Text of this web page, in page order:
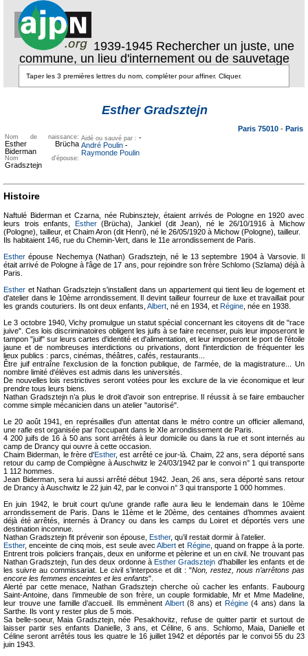
1939-1945 Rechercher un juste, une
commune, un lieu d'internement ou de sauvetage
Esther Gradsztejn
Paris 75010 - Paris
Nom de naissance:
Esther Brücha
Biderman
Nom d'épouse:
Gradsztejn
Aidé ou sauvé par : -
André Poulin -
Raymonde Poulin
Histoire
Naftulé Biderman et Czarna, née Rubinsztejv, étaient arrivés de Pologne en 1920 avec
leurs trois enfants, Esther(Brücha), Jankiel (dit Jean), né le 26/10/1916 à Michow
(Pologne), tailleur, et Chaim Aron (dit Henri), né le 26/05/1920 à Michow (Pologne), tailleur.
Ils habitaient 146, rue du Chemin-Vert, dans le 11e arrondissement de Paris.
Esther épouse Nechemya (Nathan) Gradsztejn, né le 13 septembre 1904 à Varsovie. Il
était arrivé de Pologne à l'âge de 17 ans, pour rejoindre son frère Schlomo (Szlama) déjà à
Paris.
Esther et Nathan Gradsztejn s'installent dans un appartement qui tient lieu de logement et
d'atelier dans le 10ème arrondissement. Il devint tailleur fourreur de luxe et travaillait pour
les grands couturiers. Ils ont deux enfants, Albert , né en 1934, et Régine , née en 1938.
Le 3 octobre 1940, Vichy promulgue un statut spécial concernant les citoyens dit de "race
juive". Ces lois discriminatoires obligent les juifs à se faire recenser, puis leur imposeront le
tampon "juif" sur leurs cartes d'identité et d'alimentation, et leur imposeront le port de l'étoile
jaune et de nombreuses interdictions ou privations, dont l'interdiction de fréquenter les
lieux publics : parcs, cinémas, théâtres, cafés, restaurants...
Être juif entraîne l'exclusion de la fonction publique, de l'armée, de la magistrature... Un
nombre limité d'élèves est admis dans les universités.
De nouvelles lois restrictives seront votées pour les exclure de la vie économique et leur
prendre tous leurs biens.
Nathan Gradsztejn n’a plus le droit d’avoir son entreprise. Il réussit à se faire embaucher
comme simple mécanicien dans un atelier "autorisé".
Le 20 août 1941, en représailles d'un attentat dans le métro contre un officier allemand,
une rafle est organisée par l'occupant dans le XIe arrondissement de Paris.
4 200 juifs de 16 à 50 ans sont arrêtés à leur domicile ou dans la rue et sont internés au
camp de Drancy qui ouvre à cette occasion.
Chaim Biderman, le frère d'Esther, est arrêté ce jour-là. Chaim, 22 ans, sera déporté sans
retour du camp de Compiègne à Auschwitz le 24/03/1942 par le convoi n° 1 qui transporte
1 112 hommes.
Jean Biderman, sera lui aussi arrêté début 1942. Jean, 26 ans, sera déporté sans retour
de Drancy à Auschwitz le 22 juin 42, par le convoi n° 3 qui transporte 1 000 hommes.
En juin 1942, le bruit court qu'une grande rafle aura lieu le lendemain dans le 10ème
arrondissement de Paris. Dans le 11ème et le 20ème, des centaines d’hommes avaient
déjà été arrêtés, internés à Drancy ou dans les camps du Loiret et déportés vers une
destination inconnue.
Nathan Gradsztejn fit prévenir son épouse, Esther, qu’il restait dormir à l’atelier.
Esther, enceinte de cinq mois, est seule avec Albert et Régine, quand on frappe à la porte.
Entrent trois policiers français, deux en uniforme et pèlerine et un en civil. Ne trouvant pas
Nathan Gradsztejn, l’un des deux ordonne àEsther Gradsztejn d'habiller les enfants et de
les suivre au commissariat. Le civil s’interpose et dit : "Non, restez, nous n’arrêtons pas
encore les femmes enceintes et les enfants".
Alerté par cette menace, Nathan Gradsztejn cherche où cacher les enfants. Faubourg
Saint-Antoine, dans l’immeuble de son frère, un couple formidable, Mr et Mme Madeline,
leur trouve une famille d’accueil. Ils emmènent Albert(8 ans) et Régine(4 ans) dans la
Sarthe. Ils vont y rester plus de 5 mois.
Sa belle-soeur, Maia Gradsztejn, née Pesakhovitz, refuse de quitter partir et surtout de
laisser partir ses enfants Danielle, 3 ans, et Céline, 6 ans. Schlomo, Maia, Danielle et
Céline seront arrêtés tous les quatre le 16 juillet 1942 et déportés par le convoi 55 du 23
juin 1943.